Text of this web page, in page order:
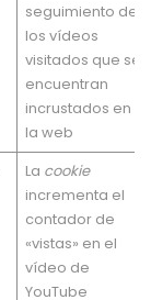
seguimiento de
los vídeos
visitados que se
encuentran
incrustados en
la web
La cookie
incrementa el
contador de
«vistas» en el
vídeo de
YouTube